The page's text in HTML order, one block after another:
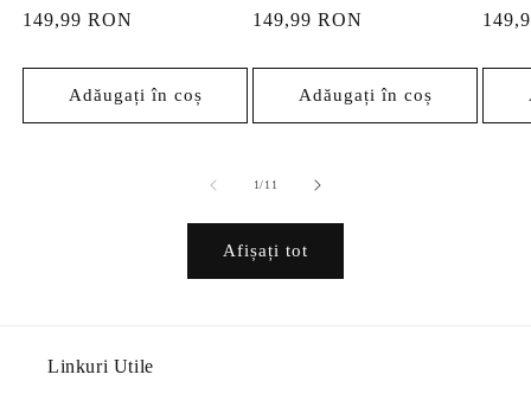
Preț
149,99 RON
Adăugați în coș
Preț
149,99 RON
Adăugați în coș
Preț
1/din
11
Afișați tot
Linkuri Utile